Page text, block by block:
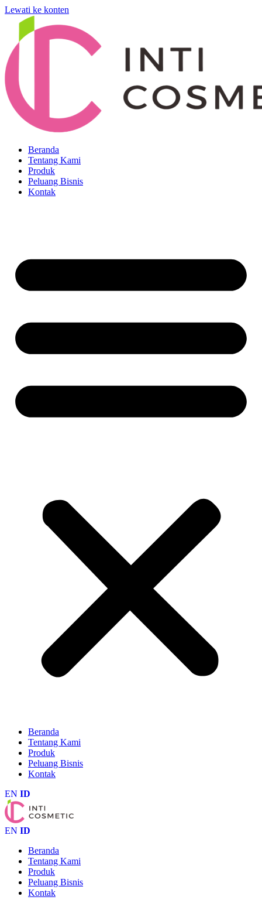
Lewati ke konten
Beranda
Tentang Kami
Produk
Peluang Bisnis
Kontak
Beranda
Tentang Kami
Produk
Peluang Bisnis
Kontak
EN ID
EN ID
Beranda
Tentang Kami
Produk
Peluang Bisnis
Kontak